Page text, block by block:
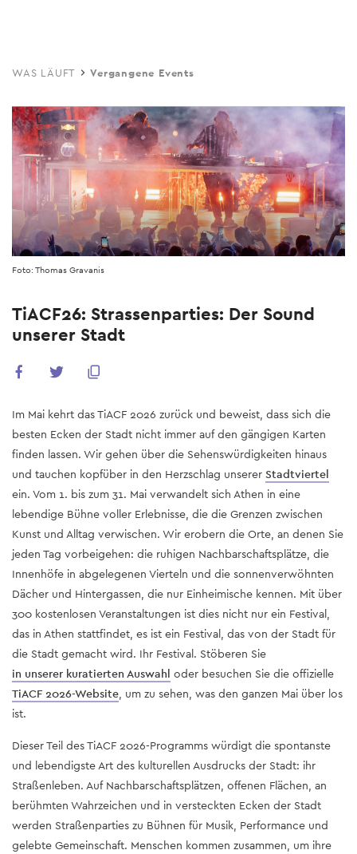
main
WAS LÄUFT Vergangene Events
Foto: Thomas Gravanis
TiACF26: Strassenparties: Der Sound
unserer Stadt
Im Mai kehrt das TiACF 2026 zurück und beweist, dass sich die
besten Ecken der Stadt nicht immer auf den gängigen Karten
finden lassen. Wir gehen über die Sehenswürdigkeiten hinaus
und tauchen kopfüber in den Herzschlag unserer Stadtviertel
ein. Vom 1. bis zum 31. Mai verwandelt sich Athen in eine
lebendige Bühne voller Erlebnisse, die die Grenzen zwischen
Kunst und Alltag verwischen. Wir erobern die Orte, an denen Sie
jeden Tag vorbeigehen: die ruhigen Nachbarschaftsplätze, die
Innenhöfe in abgelegenen Vierteln und die sonnenverwöhnten
Dächer und Hintergassen, die nur Einheimische kennen. Mit über
300 kostenlosen Veranstaltungen ist dies nicht nur ein Festival,
das in Athen stattfindet, es ist ein Festival, das von der Stadt für
die Stadt gemacht wird. Ihr Festival. Stöberen Sie
in unserer kuratierten Auswahl oder besuchen Sie die offizielle
TiACF 2026-Website, um zu sehen, was den ganzen Mai über los
ist.
Dieser Teil des TiACF 2026-Programms würdigt die spontanste
und lebendigste Art des kulturellen Ausdrucks der Stadt: ihr
Straßenleben. Auf Nachbarschaftsplätzen, offenen Flächen, an
berühmten Wahrzeichen und in versteckten Ecken der Stadt
werden Straßenparties zu Bühnen für Musik, Performance und
gelebte Gemeinschaft. Menschen kommen zusammen, um ihre